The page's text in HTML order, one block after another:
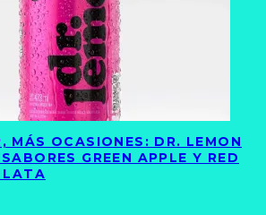
MÁS OCASIONES: DR. LEMON
GREEN APPLE Y RED
LATA